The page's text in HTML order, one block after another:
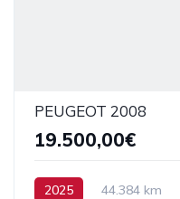
PEUGEOT 2008
19.500,00€
2025 44.384 km